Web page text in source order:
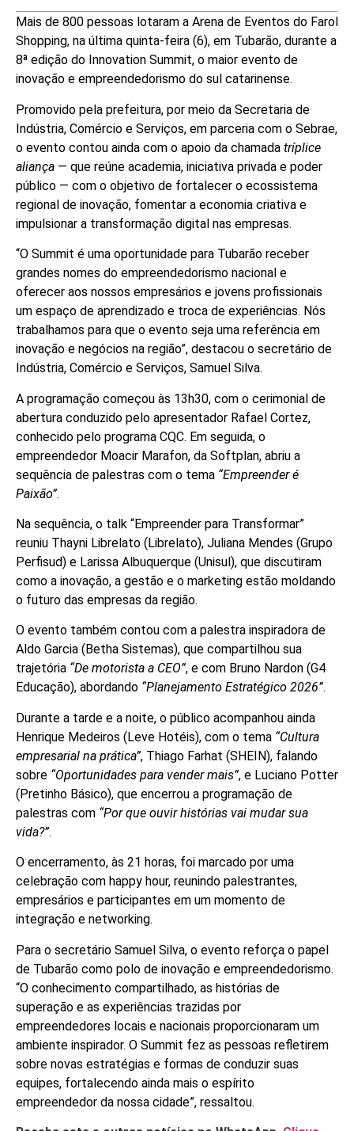
Mais de 800 pessoas lotaram a Arena de Eventos do Farol
Shopping, na última quinta-feira (6), em Tubarão, durante a
8ª edição do Innovation Summit, o maior evento de
inovação e empreendedorismo do sul catarinense.
Promovido pela prefeitura, por meio da Secretaria de
Indústria, Comércio e Serviços, em parceria com o Sebrae,
o evento contou ainda com o apoio da chamada tríplice
aliança — que reúne academia, iniciativa privada e poder
público — com o objetivo de fortalecer o ecossistema
regional de inovação, fomentar a economia criativa e
impulsionar a transformação digital nas empresas.
“O Summit é uma oportunidade para Tubarão receber
grandes nomes do empreendedorismo nacional e
oferecer aos nossos empresários e jovens profissionais
um espaço de aprendizado e troca de experiências. Nós
trabalhamos para que o evento seja uma referência em
inovação e negócios na região”, destacou o secretário de
Indústria, Comércio e Serviços, Samuel Silva.
A programação começou às 13h30, com o cerimonial de
abertura conduzido pelo apresentador Rafael Cortez,
conhecido pelo programa CQC. Em seguida, o
empreendedor Moacir Marafon, da Softplan, abriu a
sequência de palestras com o tema “Empreender é
Paixão”.
Na sequência, o talk “Empreender para Transformar”
reuniu Thayni Librelato (Librelato), Juliana Mendes (Grupo
Perfisud) e Larissa Albuquerque (Unisul), que discutiram
como a inovação, a gestão e o marketing estão moldando
o futuro das empresas da região.
O evento também contou com a palestra inspiradora de
Aldo Garcia (Betha Sistemas), que compartilhou sua
trajetória “De motorista a CEO”, e com Bruno Nardon (G4
Educação), abordando “Planejamento Estratégico 2026”.
Durante a tarde e a noite, o público acompanhou ainda
Henrique Medeiros (Leve Hotéis), com o tema “Cultura
empresarial na prática”, Thiago Farhat (SHEIN), falando
sobre “Oportunidades para vender mais”, e Luciano Potter
(Pretinho Básico), que encerrou a programação de
palestras com “Por que ouvir histórias vai mudar sua
vida?”.
O encerramento, às 21 horas, foi marcado por uma
celebração com happy hour, reunindo palestrantes,
empresários e participantes em um momento de
integração e networking.
Para o secretário Samuel Silva, o evento reforça o papel
de Tubarão como polo de inovação e empreendedorismo.
“O conhecimento compartilhado, as histórias de
superação e as experiências trazidas por
empreendedores locais e nacionais proporcionaram um
ambiente inspirador. O Summit fez as pessoas refletirem
sobre novas estratégias e formas de conduzir suas
equipes, fortalecendo ainda mais o espírito
empreendedor da nossa cidade”, ressaltou.